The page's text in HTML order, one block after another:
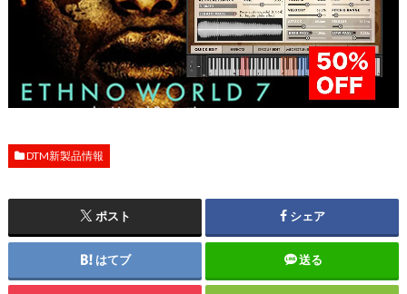
DTM新製品情報
ポスト シェア
はてブ 送る